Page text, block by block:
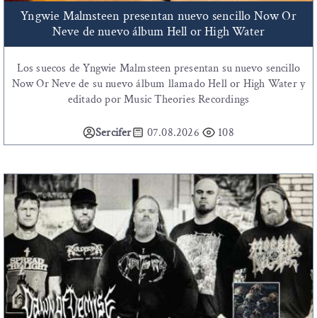
Yngwie Malmsteen presentan nuevo sencillo Now Or
Neve de nuevo álbum Hell or High Water
Los suecos de Yngwie Malmsteen presentan su nuevo sencillo
Now Or Neve de su nuevo álbum llamado Hell or High Water y
editado por Music Theories Recordings
Sercifer 07.08.2026 108